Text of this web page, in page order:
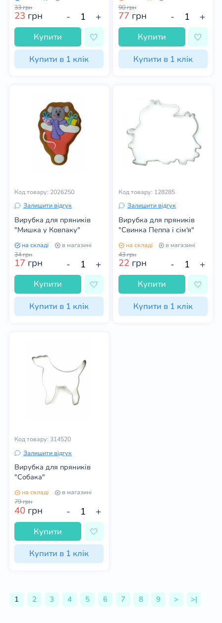
33грн
23 грн - +
Купити
Купити в 1 клік
90грн
77 грн - +
Купити
Купити в 1 клік
Код товару: 2026250
Залишити відгук
Вирубка для пряників
"Мишка у Ковпаку"
на складі
в магазині
34грн
17 грн - +
Купити
Купити в 1 клік
Код товару: 128285
Залишити відгук
Вирубка для пряників
"Свинка Пеппа і сім'я"
на складі
в магазині
43грн
22 грн - +
Купити
Купити в 1 клік
Код товару: 314520
Залишити відгук
Вирубка для пряників
"Собака"
на складі
в магазині
79грн
40 грн - +
Купити
Купити в 1 клік
1 2 3 4 5 6 7 8 9 > >|